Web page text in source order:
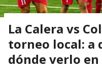
La Calera vs
torneo local: a
dónde verlo